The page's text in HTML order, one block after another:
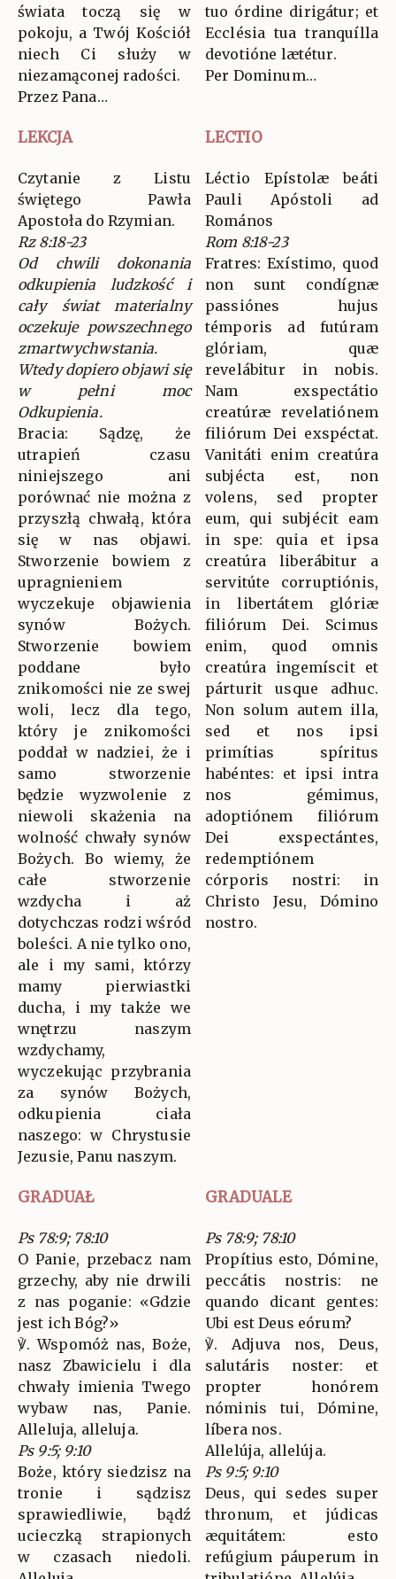
świata toczą się w
pokoju, a Twój Kościół
niech Ci służy w
niezamąconej radości.
Przez Pana…
tuo órdine dirigátur; et
Ecclésia tua tranquílla
devotióne lætétur.
Per Dominum…
LEKCJA LECTIO
Czytanie z Listu
świętego Pawła
Apostoła do Rzymian.
Rz 8:18-23
Od chwili dokonania
odkupienia ludzkość i
cały świat materialny
oczekuje powszechnego
zmartwychwstania.
Wtedy dopiero objawi się
w pełni moc
Odkupienia.
Bracia: Sądzę, że
utrapień czasu
niniejszego ani
porównać nie można z
przyszłą chwałą, która
się w nas objawi.
Stworzenie bowiem z
upragnieniem
wyczekuje objawienia
synów Bożych.
Stworzenie bowiem
poddane było
znikomości nie ze swej
woli, lecz dla tego,
który je znikomości
poddał w nadziei, że i
samo stworzenie
będzie wyzwolenie z
niewoli skażenia na
wolność chwały synów
Bożych. Bo wiemy, że
całe stworzenie
wzdycha i aż
dotychczas rodzi wśród
boleści. A nie tylko ono,
ale i my sami, którzy
mamy pierwiastki
ducha, i my także we
wnętrzu naszym
wzdychamy,
wyczekując przybrania
za synów Bożych,
odkupienia ciała
naszego: w Chrystusie
Jezusie, Panu naszym.
Léctio Epístolæ beáti
Pauli Apóstoli ad
Romános
Rom 8:18-23
Fratres: Exístimo, quod
non sunt condígnæ
passiónes hujus
témporis ad futúram
glóriam, quæ
revelábitur in nobis.
Nam exspectátio
creatúræ revelatiónem
filiórum Dei exspéctat.
Vanitáti enim creatúra
subjécta est, non
volens, sed propter
eum, qui subjécit eam
in spe: quia et ipsa
creatúra liberábitur a
servitúte corruptiónis,
in libertátem glóriæ
filiórum Dei. Scimus
enim, quod omnis
creatúra ingemíscit et
párturit usque adhuc.
Non solum autem illa,
sed et nos ipsi
primítias spíritus
habéntes: et ipsi intra
nos gémimus,
adoptiónem filiórum
Dei exspectántes,
redemptiónem
córporis nostri: in
Christo Jesu, Dómino
nostro.
GRADUAŁ GRADUALE
Ps 78:9; 78:10
O Panie, przebacz nam
grzechy, aby nie drwili
z nas poganie: «Gdzie
jest ich Bóg?»
℣. Wspomóż nas, Boże,
nasz Zbawicielu i dla
chwały imienia Twego
wybaw nas, Panie.
Alleluja, alleluja.
Ps 9:5; 9:10
Boże, który siedzisz na
tronie i sądzisz
sprawiedliwie, bądź
ucieczką strapionych
w czasach niedoli.
Ps 78:9; 78:10
Propítius esto, Dómine,
peccátis nostris: ne
quando dicant gentes:
Ubi est Deus eórum?
℣. Adjuva nos, Deus,
salutáris noster: et
propter honórem
nóminis tui, Dómine,
líbera nos.
Allelúja, allelúja.
Ps 9:5; 9:10
Deus, qui sedes super
thronum, et júdicas
æquitátem: esto
refúgium páuperum in